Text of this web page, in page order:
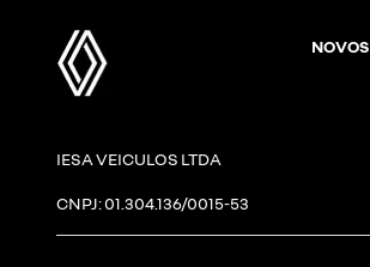
NOVOS
IESA VEICULOS LTDA
CNPJ: 01.304.136/0015-53